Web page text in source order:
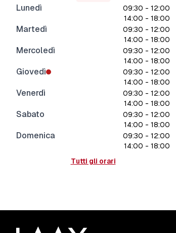
Lunedì
09:30 - 12:00
14:00 - 18:00
Martedì
09:30 - 12:00
14:00 - 18:00
Mercoledì
09:30 - 12:00
14:00 - 18:00
Giovedì
09:30 - 12:00
14:00 - 18:00
Venerdì
09:30 - 12:00
14:00 - 18:00
Sabato
09:30 - 12:00
14:00 - 18:00
Domenica
09:30 - 12:00
14:00 - 18:00
Tutti gli orari